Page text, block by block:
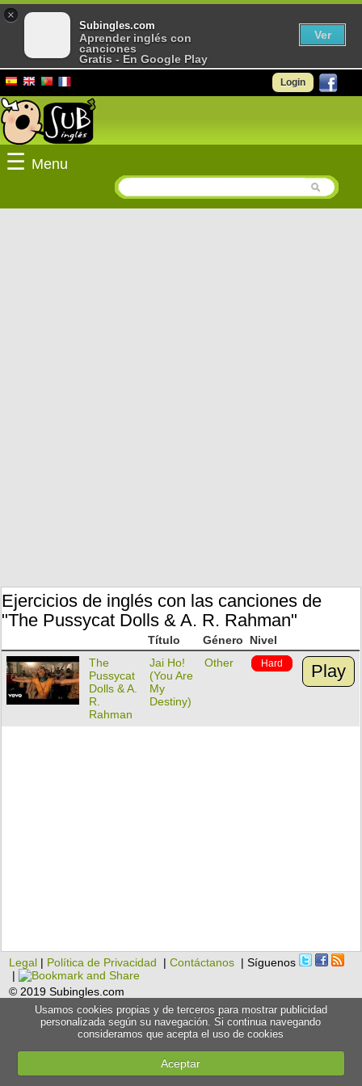
Login
☰ Menu
Ejercicios de inglés con las canciones de
"The Pussycat Dolls & A. R. Rahman"
Título Género
Nivel
The
Pussycat
Dolls & A.
R.
Rahman
Jai Ho!
(You Are
My
Destiny)
Other Hard Play
Legal | Política de Privacidad |Contáctanos | Síguenos
|
© 2019 Subingles.com
Usamos cookies propias y de terceros para mostrar publicidad
personalizada según su navegación. Si continua navegando
consideramos que acepta el uso de cookies
Aceptar
×
Subingles.com
Aprender inglés con
canciones
Gratis - En Google Play
Ver